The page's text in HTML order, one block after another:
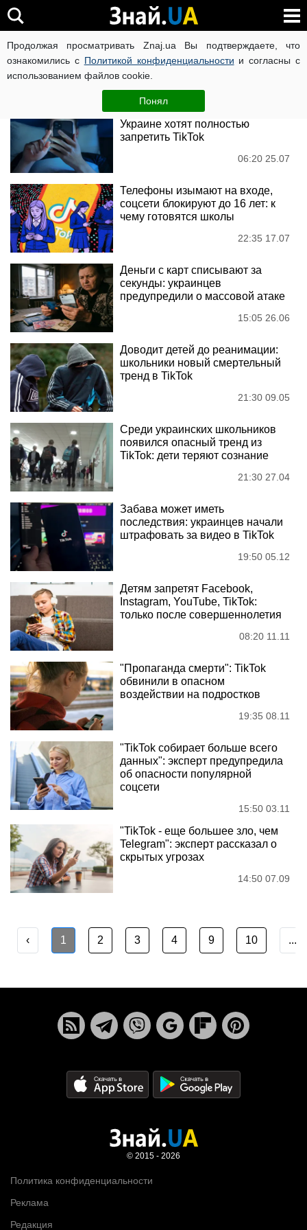
Продолжая просматривать Znaj.ua Вы подтверждаете, что
ознакомились с Политикой конфиденциальности и согласны с
использованием файлов cookie.
Понял
TikTok
"Несет угрозу для ВСУ": в
Украине хотят полностью
запретить TikTok
06:20 25.07
Телефоны изымают на входе,
соцсети блокируют до 16 лет: к
чему готовятся школы
22:35 17.07
Деньги с карт списывают за
секунды: украинцев
предупредили о массовой атаке
15:05 26.06
Доводит детей до реанимации:
школьники новый смертельный
тренд в TikTok
21:30 09.05
Среди украинских школьников
появился опасный тренд из
TikTok: дети теряют сознание
21:30 27.04
Забава может иметь
последствия: украинцев начали
штрафовать за видео в TikTok
19:50 05.12
Детям запретят Facebook,
Instagram, YouTube, TikTok:
только после совершеннолетия
08:20 11.11
"Пропаганда смерти": TikTok
обвинили в опасном
воздействии на подростков
19:35 08.11
"TikTok собирает больше всего
данных": эксперт предупредила
об опасности популярной
соцсети
15:50 03.11
"TikTok - еще большее зло, чем
Telegram": эксперт рассказал о
скрытых угрозах
14:50 07.09
‹ 1 2 3 4 9 10 ...
Политика конфиденциальности
Реклама
Редакция
© 2015 - 2026